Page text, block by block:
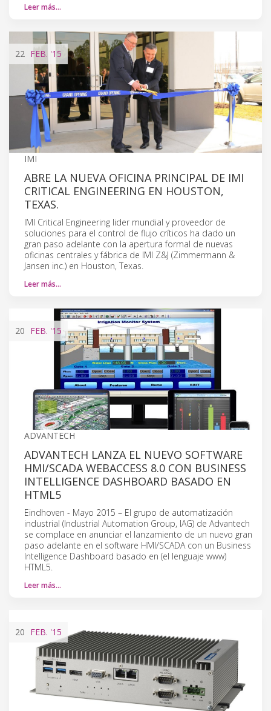
Leer más…
22 FEB. '15
IMI
ABRE LA NUEVA OFICINA PRINCIPAL DE IMI
CRITICAL ENGINEERING EN HOUSTON,
TEXAS.
IMI Critical Engineering lider mundial y proveedor de
soluciones para el control de flujo críticos ha dado un
gran paso adelante con la apertura formal de nuevas
oficinas centrales y fábrica de IMI Z&J (Zimmermann &
Jansen inc.) en Houston, Texas.
Leer más…
20 FEB. '15
ADVANTECH
ADVANTECH LANZA EL NUEVO SOFTWARE
HMI/SCADA WEBACCESS 8.0 CON BUSINESS
INTELLIGENCE DASHBOARD BASADO EN
HTML5
Eindhoven - Mayo 2015 – El grupo de automatización
industrial (Industrial Automation Group, IAG) de Advantech
se complace en anunciar el lanzamiento de un nuevo gran
paso adelante en el software HMI/SCADA con un Business
Intelligence Dashboard basado en (el lenguaje www)
HTML5.
Leer más…
20 FEB. '15